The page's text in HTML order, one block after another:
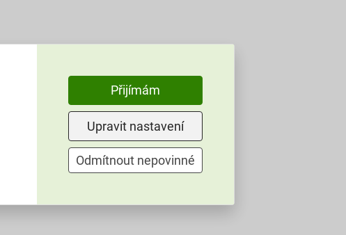
Přijímám
Upravit nastavení
Odmítnout nepovinné